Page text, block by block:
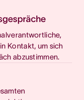
Kontakt, um sich
abzustimmen.